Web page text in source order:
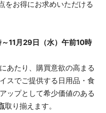
11月29日（水）午前10時
あたり、購買意欲の高まる
スでご提供する日用品・食
ップとして希少価値のある
取り揃えます。